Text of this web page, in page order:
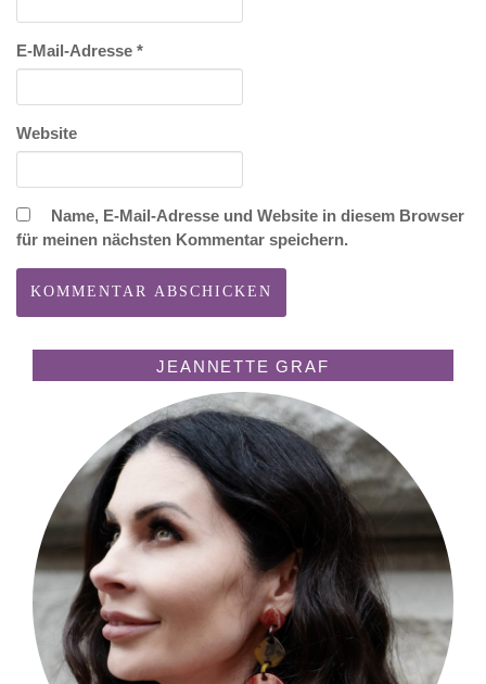
E-Mail-Adresse *
Website
Name, E-Mail-Adresse und Website in diesem Browser
für meinen nächsten Kommentar speichern.
JEANNETTE GRAF